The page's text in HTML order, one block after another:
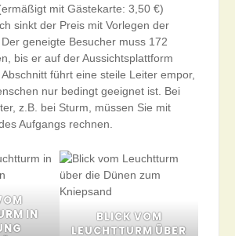
mit Gästekarte: 3,50 €)
sinkt der Preis mit Vorlegen der
geneigte Besucher muss 172
bis er auf der Aussichtsplattform
führt eine steile Leiter empor,
nur bedingt geeignet ist. Bei
z.B. bei Sturm, müssen Sie mit
Aufgangs rechnen.
IN
BLICK VOM
LEUCHTTURM ÜBER